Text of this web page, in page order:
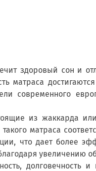
здоровый сон и
матраса
современного
из жаккарда
матраса
что дает более
увеличению
долговечность и